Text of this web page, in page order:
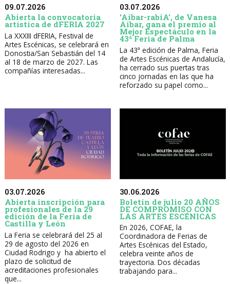
09.07.2026
Abierta la convocatoria
artística de dFERIA 2027
La XXXIII dFERIA, Festival de
Artes Escénicas, se celebrará en
Donostia/San Sebastián del 14
al 18 de marzo de 2027. Las
compañías interesadas...
03.07.2026
'Aibar-rabiA', de Vanesa
Aibar, gana el premio al
Mejor Espectáculo en la
43ª Feria de Palma
La 43ª edición de Palma, Feria
de Artes Escénicas de Andalucía,
ha cerrado sus puertas tras
cinco jornadas en las que ha
reforzado su papel como...
03.07.2026
Abierta inscripción para
profesionales de la 29
edición de la Feria de
Castilla y León
La Feria se celebrará del 25 al
29 de agosto del 2026 en
Ciudad Rodrigo y ha abierto el
plazo de solicitud de
acreditaciones profesionales
que...
30.06.2026
Boletín de julio 20 AÑOS
DE COMPROMISO CON
LAS ARTES ESCÉNICAS
En 2026, COFAE, la
Coordinadora de Ferias de
Artes Escénicas del Estado,
celebra veinte años de
trayectoria. Dos décadas
trabajando para...